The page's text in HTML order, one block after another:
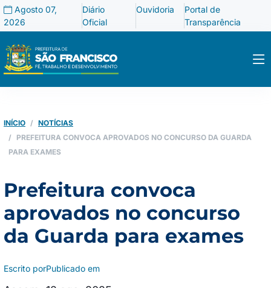
Agosto 07,
2026
Diário
Oficial
Ouvidoria
Portal de
Transparência
INÍCIO
NOTÍCIAS
PREFEITURA CONVOCA APROVADOS NO CONCURSO DA GUARDA
PARA EXAMES
Prefeitura convoca
aprovados no concurso
da Guarda para exames
Escrito porPublicado em